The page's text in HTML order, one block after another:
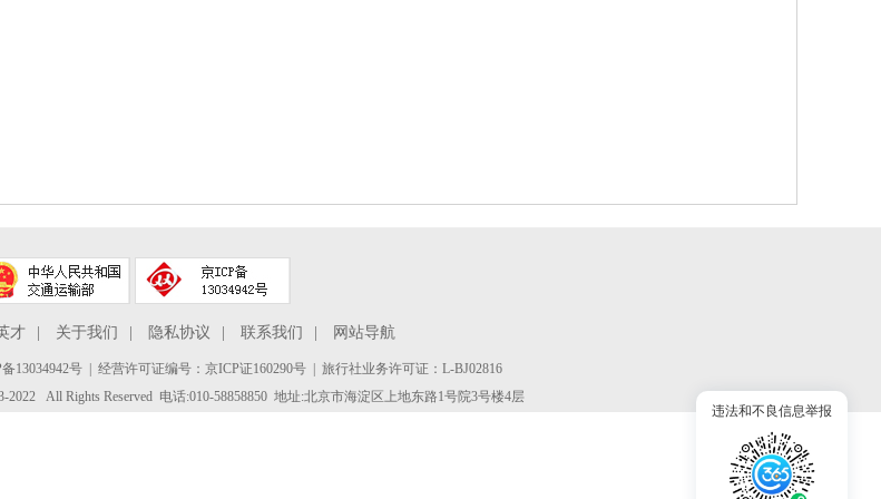
才 关于我们 隐私协议 联系我们 网站导航
13034942号 | 经营许可证编号：京ICP证160290号 | 旅行社业务许可证：L-BJ02816
All Rights Reserved 电话:010-58858850 地址:北京市海淀区上地东路1号院3号楼4层
违法和不良信息举报